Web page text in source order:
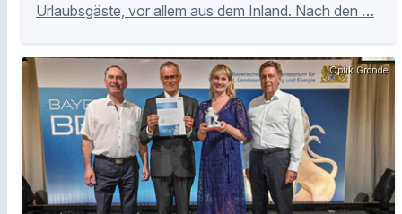
Urlaubsgäste, vor allem aus dem Inland. Nach den …
Optik Gronde